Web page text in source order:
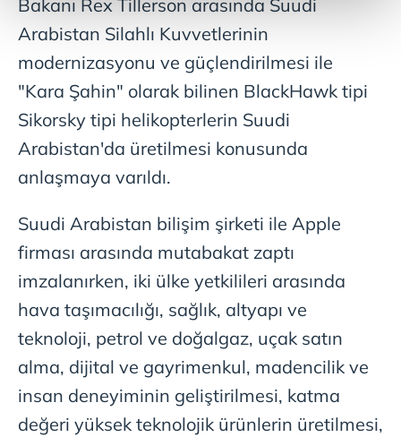
Her halükârda, kullanıcılar, bu çerezlere izin vermedikleri
takdirde, kullanıcılara hedefli reklamlar
gösterilmeyecektir."
Sizlere daha iyi bir hizmet sunabilmek için İnternet
Sitemizde kendimize ve üçüncü kişilere ait çerezler
kullanılmaktadır. Bu çerezler vasıtasıyla çeşitli kişisel
toplumu hizmetlerinin sunulması amacıyla
kullanılmaktadır. Diğer çerezler, sitemizin daha işlevsel
kılınması ve kişiselleştirilmesi ve sizlere yönelik
reklam/pazarlama faaliyetlerinin yapılması, amaçlarıyla
sınırlı olarak açık rızanız dahilinde kullanılacaktır.
Çerezlere ilişkin tercihlerinizi aşağıda yer alan panel
vasıtasıyla belirleyebilirsiniz. Çerezlere ilişkin detaylı bilgi
için Ayarlar butonuna tıklayabilir,Çerez Bilgilendirme
ziyaret edebilirsiniz.
Bakanı Rex Tillerson arasında Suudi
Arabistan Silahlı Kuvvetlerinin
modernizasyonu ve güçlendirilmesi ile
"Kara Şahin" olarak bilinen BlackHawk tipi
Sikorsky tipi helikopterlerin Suudi
Arabistan'da üretilmesi konusunda
anlaşmaya varıldı.
Suudi Arabistan bilişim şirketi ile Apple
firması arasında mutabakat zaptı
imzalanırken, iki ülke yetkilileri arasında
hava taşımacılığı, sağlık, altyapı ve
teknoloji, petrol ve doğalgaz, uçak satın
alma, dijital ve gayrimenkul, madencilik ve
insan deneyiminin geliştirilmesi, katma
değeri yüksek teknolojik ürünlerin üretilmesi,